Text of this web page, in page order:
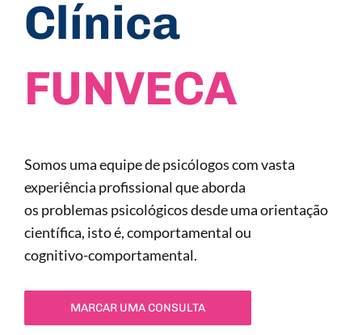
Clínica
FUNVECA
Somos uma equipe de psicólogos com vasta
experiência profissional que aborda
os problemas psicológicos desde uma orientação
científica, isto é, comportamental ou
cognitivo-comportamental.
MARCAR UMA CONSULTA